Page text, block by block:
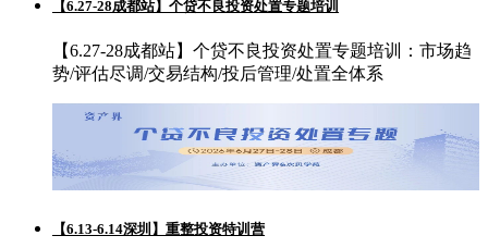
【6.27-28成都站】个贷不良投资处置专题培训
【6.27-28成都站】个贷不良投资处置专题培训：市场趋
势/评估尽调/交易结构/投后管理/处置全体系
【6.13-6.14深圳】重整投资特训营